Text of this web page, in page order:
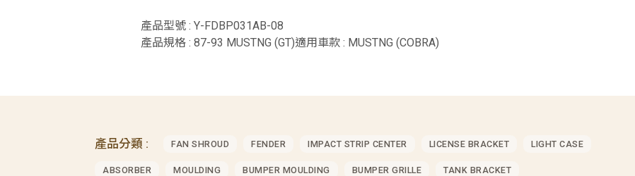
產品型號 : Y-FDBP031AB-08
產品規格 : 87-93 MUSTNG (GT)適用車款 : MUSTNG (COBRA)
產品分類 : FAN SHROUD FENDER IMPACT STRIP CENTER LICENSE BRACKET LIGHT CASE
ABSORBER MOULDING BUMPER MOULDING BUMPER GRILLE TANK BRACKET